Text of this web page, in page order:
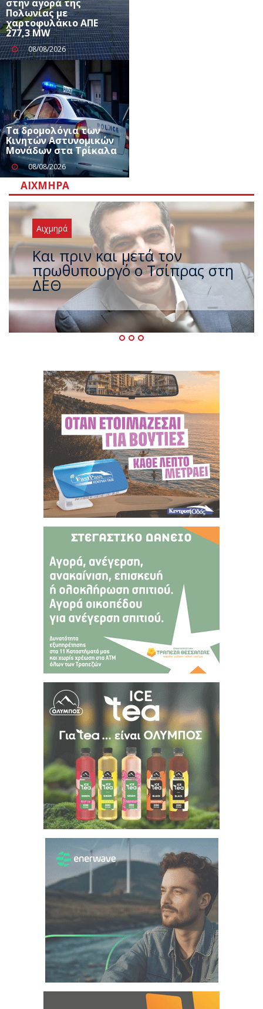
στην αγορά της
Πολωνίας με
χαρτοφυλάκιο ΑΠΕ
277,3 MW
08/08/2026
Τα δρομολόγια των
Κινητών Αστυνομικών
Μονάδων στα Τρίκαλα
08/08/2026
ΑΙΧΜΗΡΆ
Αιχμηρά
Έρχεται νέο ισχυρό κύμα
ζέστης με 40 βαθμούς Κελσίου
– Ο καιρός έως τον
Δεκαπενταύγουστο